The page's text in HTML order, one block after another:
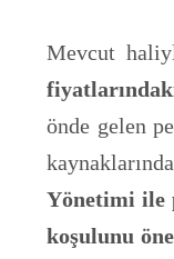
Mevcut
önde gelen
Yönetimi ile
koşulunu